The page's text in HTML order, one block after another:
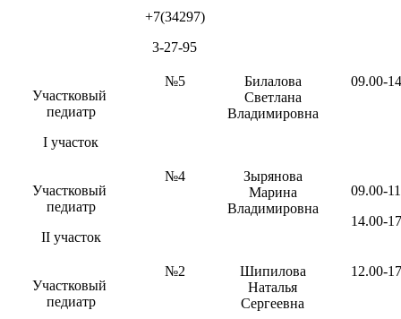
+7(34297)
3-27-95
Участковый
педиатр
I участок
№5
Билалова
Светлана
Владимировна
09.00-
Участковый
педиатр
II участок
№4
Зырянова
Марина
Владимировна
09.00-
14.00-
Участковый
педиатр
№2
Шипилова
Наталья
Сергеевна
12.00-